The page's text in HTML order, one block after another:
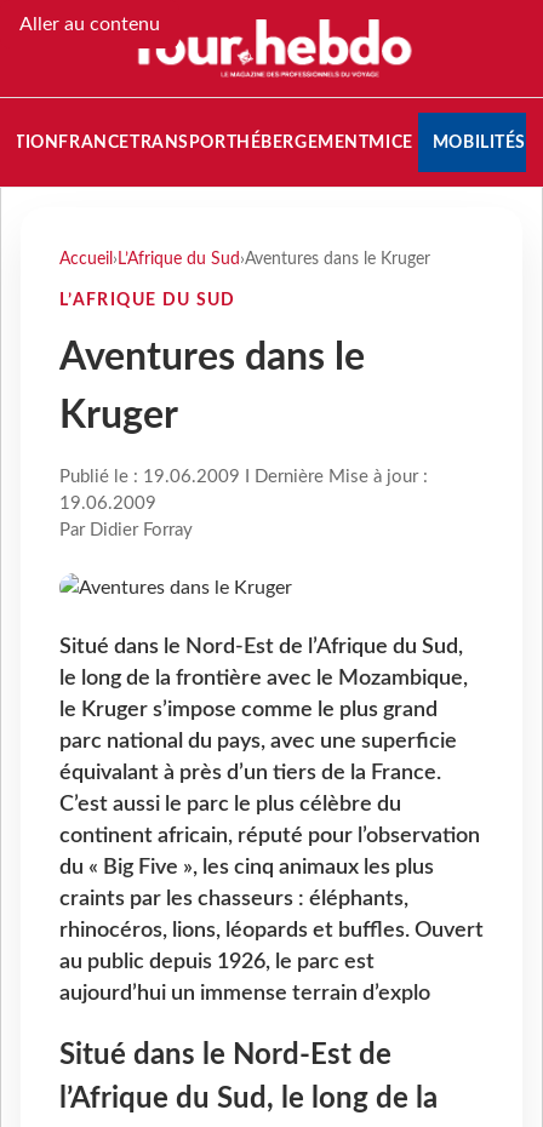
Aller au contenu
FRANCETRANSPORT HÉBERGEMENTMICE MOBILITÉS
Accueil › L’Afrique du Sud ›Aventures dans le Kruger
L’AFRIQUE DU SUD
Aventures dans le
Kruger
Publié le : 19.06.2009 I Dernière Mise à jour :
19.06.2009
Par Didier Forray
Situé dans le Nord-Est de l’Afrique du Sud,
le long de la frontière avec le Mozambique,
le Kruger s’impose comme le plus grand
parc national du pays, avec une superficie
équivalant à près d’un tiers de la France.
C’est aussi le parc le plus célèbre du
continent africain, réputé pour l’observation
du « Big Five », les cinq animaux les plus
craints par les chasseurs : éléphants,
rhinocéros, lions, léopards et buffles. Ouvert
au public depuis 1926, le parc est
aujourd’hui un immense terrain d’explo
Situé dans le Nord-Est de
l’Afrique du Sud, le long de la